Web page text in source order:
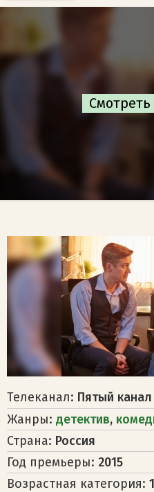
Телеканал: Пятый канал
Жанры: детектив,
Страна: Россия
Год премьеры: 2015
Возрастная категория: